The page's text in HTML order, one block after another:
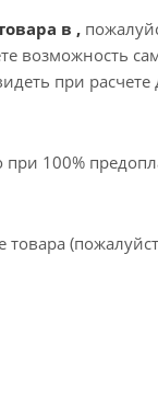
в ,
возможность
при
100%
товара